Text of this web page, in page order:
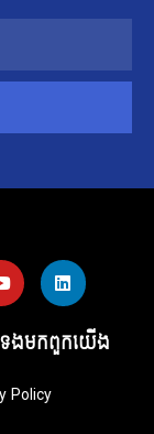
ង​មក​ពួក​យើង
Policy